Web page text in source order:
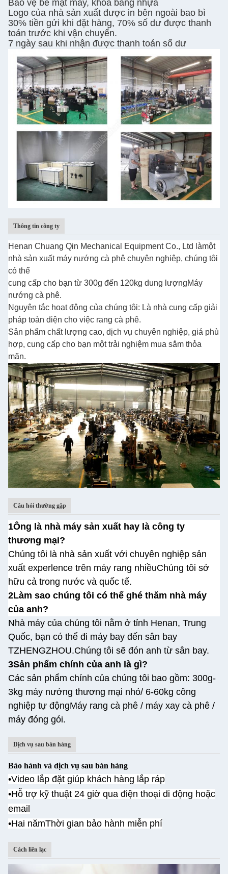
Bảo vệ bề mặt máy, khóa bằng nhựa
Logo của nhà sản xuất được in bên ngoài bao bì
30% tiền gửi khi đặt hàng, 70% số dư được thanh
toán trước khi vận chuyển.
7 ngày sau khi nhận được thanh toán số dư
Thông tin công ty
Henan Chuang Qin Mechanical Equipment Co., Ltd làmột
nhà sản xuất máy nướng cà phê chuyên nghiệp, chúng tôi
có thể
cung cấp cho bạn từ 300g đến 120kg dung lượngMáy
nướng cà phê.
Nguyên tắc hoạt động của chúng tôi: Là nhà cung cấp giải
pháp toàn diện cho việc rang cà phê.
Sản phẩm chất lượng cao, dịch vụ chuyên nghiệp, giá phù
hợp, cung cấp cho bạn một trải nghiệm mua sắm thỏa
mãn.
Câu hỏi thường gặp
1Ông là nhà máy sản xuất hay là công ty
thương mại?
Chúng tôi là nhà sản xuất với chuyên nghiệp sản
xuất experlence trên máy rang nhiềuChúng tôi sở
hữu cả trong nước và quốc tế.
2Làm sao chúng tôi có thể ghé thăm nhà máy
của anh?
Nhà máy của chúng tôi nằm ở tỉnh Henan, Trung
Quốc, bạn có thể đi máy bay đến sân bay
TZHENGZHOU.Chúng tôi sẽ đón anh từ sân bay.
3Sản phẩm chính của anh là gì?
Các sản phẩm chính của chúng tôi bao gồm: 300g-
3kg máy nướng thương mại nhỏ/ 6-60kg công
nghiệp tự độngMáy rang cà phê / máy xay cà phê /
máy đóng gói.
Dịch vụ sau bán hàng
Bảo hành và dịch vụ sau bán hàng
•Video lắp đặt giúp khách hàng lắp ráp
•Hỗ trợ kỹ thuật 24 giờ qua điện thoại di động hoặc
email
•Hai nămThời gian bảo hành miễn phí
Cách liên lạc